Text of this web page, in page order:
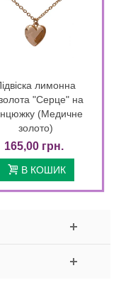
лимонна
"Серце" на
(Медичне
золото)
165,00 грн.
В КОШИК